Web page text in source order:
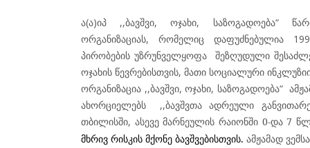
ა(ა)იპ ,,ბავშვი,ოჯახი, საზოგადოება“
ორგანიზაციას,რომელიც დაფუძნებულია
პირობების უზრუნველყოფა შეზღუდული
ოჯახის წევრებისთვის, მათი სოციალური
ორგანიზაცია ,,ბავშვი,ოჯახი, საზოგადოება“
ახორციელებს
,,ბავშვთა ადრეული
თბილისში, ასევე მარნეულის რაიონში0-და 7
მხრივ რისკის მქონე ბავშვებისთვის. ამჟამად